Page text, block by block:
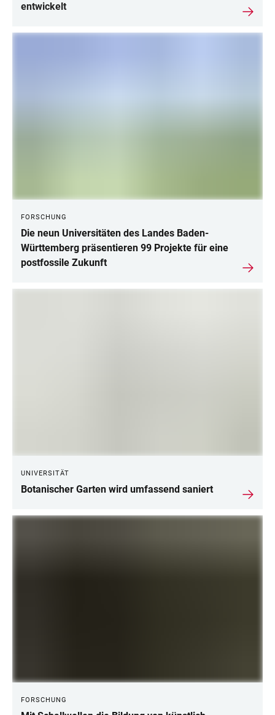
entwickelt
FORSCHUNG
Die neun Universitäten des Landes Baden-
Württemberg präsentieren 99 Projekte für eine
postfossile Zukunft
UNIVERSITÄT
Botanischer Garten wird umfassend saniert
FORSCHUNG